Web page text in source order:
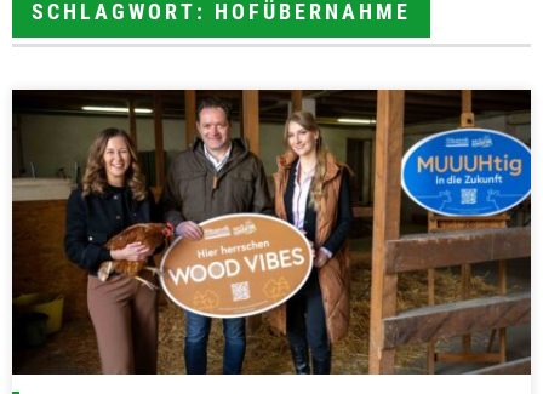
SCHLAGWORT: HOFÜBERNAHME